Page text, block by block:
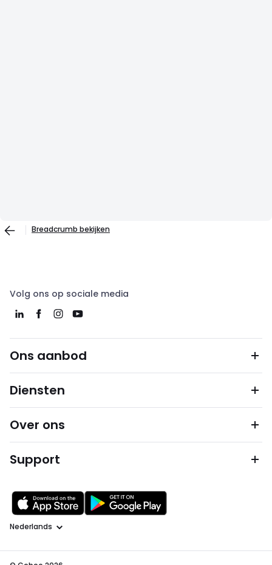
Breadcrumb bekijken
Volg ons op sociale media
Ons aanbod
Diensten
Over ons
Support
Taal